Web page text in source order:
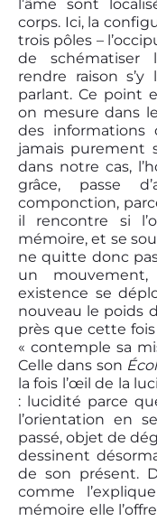
l’âme sont
corps. Ici, la
trois pôles –
de schématiser
rendre raison
parlant. Ce point
on mesure dans
des informations
jamais purement
dans notre cas,
grâce, passe
componction,
il rencontre si
mémoire, et se
ne quitte donc
un
existence se
nouveau le poids
près que cette
« contemple sa
Celle dans son
la fois l’œil de la
: lucidité parce
l’orientation en
passé, objet de
dessinent
de son présent.
comme
mémoire elle